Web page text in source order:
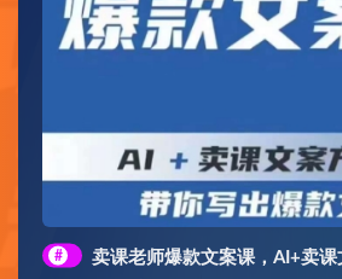
#
卖课老师爆款文案课，AI+卖